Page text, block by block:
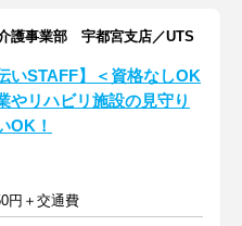
護事業部 宇都宮支店／UTS
いSTAFF】＜資格なしOK
やリハビリ施設の見守り
OK！
円＋交通費